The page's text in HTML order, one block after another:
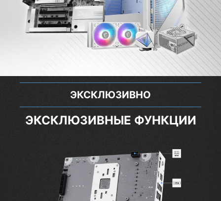
ЭКСКЛЮЗИВНО
ЭКСКЛЮЗИВНЫЕ ФУНКЦИИ